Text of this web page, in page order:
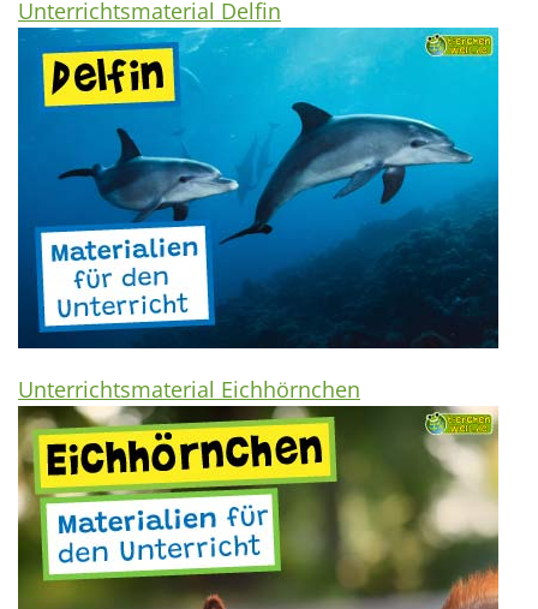
Unterrichtsmaterial Delfin
Unterrichtsmaterial Eichhörnchen